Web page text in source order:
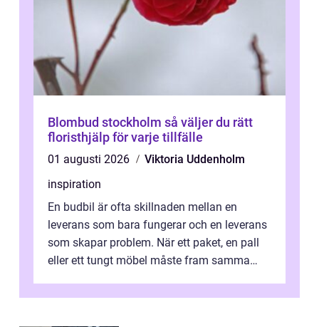
Blombud stockholm så väljer du rätt
floristhjälp för varje tillfälle
01 augusti 2026
Viktoria Uddenholm
inspiration
En budbil är ofta skillnaden mellan en
leverans som bara fungerar och en leverans
som skapar problem. När ett paket, en pall
eller ett tungt möbel måste fram samma